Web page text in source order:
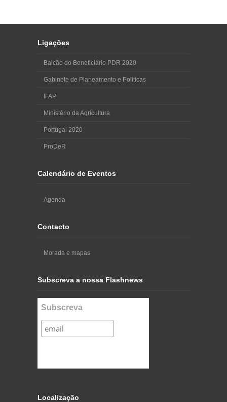
Ligações
Balcão do Beneficiário PDR 2020
Gabinete de Planeamento e Politicas
IFAP
Ministério da Agricultura
Portugal 2020
ProDeR
Calendário de Eventos
Agenda
Contacto
Morada e mapas
Subscreva a nossa Flashnews
Subscreva
Localização